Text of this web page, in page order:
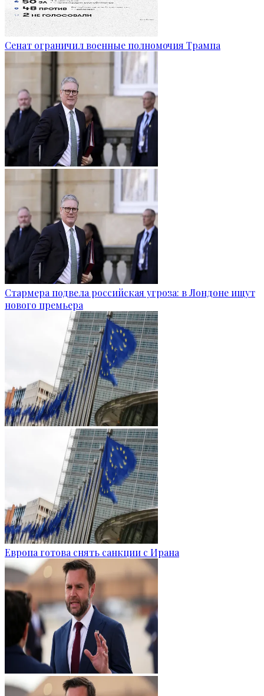
Сенат ограничил военные полномочия Трампа
Стармера подвела российская угроза: в Лондоне ищут
нового премьера
Европа готова снять санкции с Ирана